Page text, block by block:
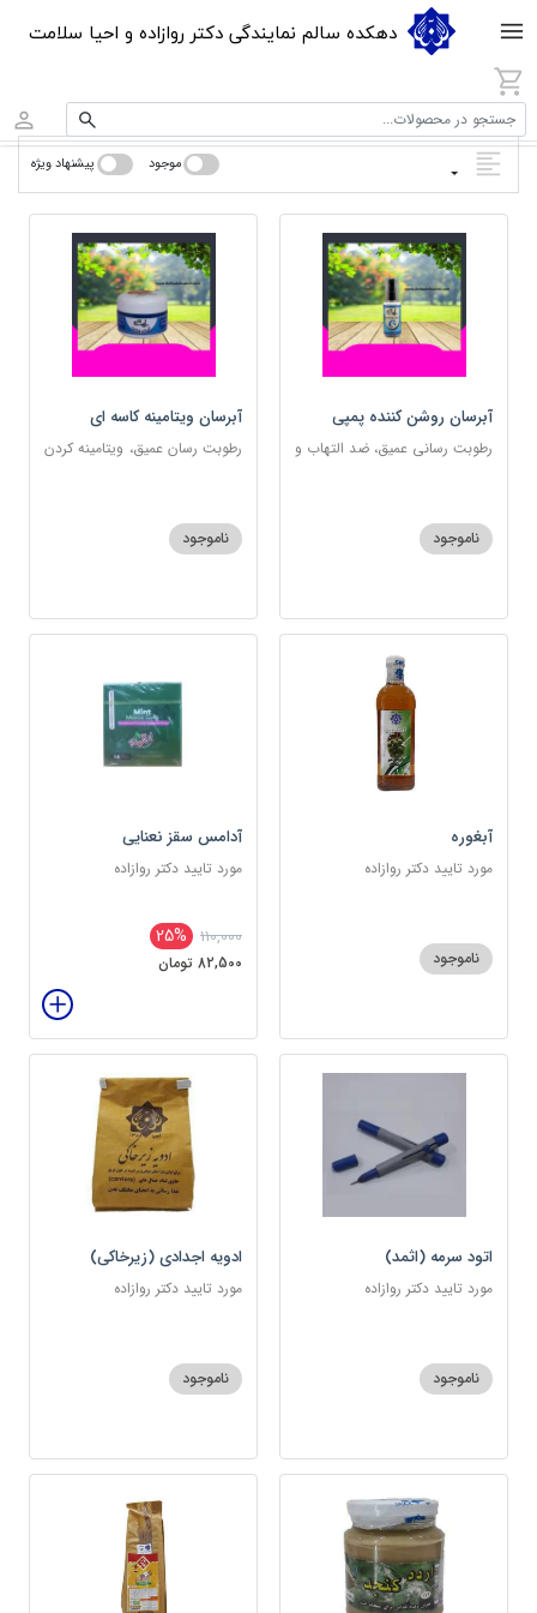
دهکده سالم نمایندگی دکتر روازاده و احیا سلامت
جستجو در محصولات...
موجود پیشنهاد ویژه
آبرسان روشن کننده پمپی
رطوبت رسانی عمیق، ضد التهاب و
ناموجود
آبرسان ویتامینه کاسه ای
رطوبت رسان عمیق، ویتامینه کردن
ناموجود
آبغوره
مورد تایید دکتر روازاده
ناموجود
آدامس سقز نعنایی
مورد تایید دکتر روازاده
110,000
25%
82,500 تومان
اتود سرمه (اثمد)
مورد تایید دکتر روازاده
ناموجود
ادویه اجدادی (زیرخاکی)
مورد تایید دکتر روازاده
ناموجود